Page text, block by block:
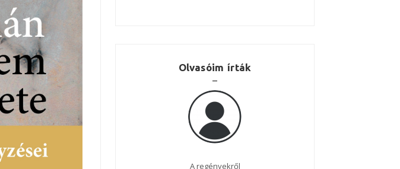
Olvasóim írták
Nagyszerű regény!